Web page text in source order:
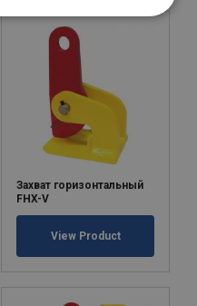
Захват горизонтальный
FHX-V
View Product